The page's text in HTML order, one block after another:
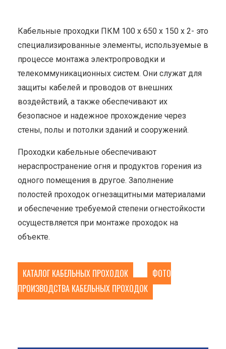
Кабельные проходки ПКМ 100 x 650 x 150 x 2- это
специализированные элементы, используемые в
процессе монтажа электропроводки и
телекоммуникационных систем. Они служат для
защиты кабелей и проводов от внешних
воздействий, а также обеспечивают их
безопасное и надежное прохождение через
стены, полы и потолки зданий и сооружений.
Проходки кабельные обеспечивают
нераспространение огня и продуктов горения из
одного помещения в другое. Заполнение
полостей проходок огнезащитными материалами
и обеспечение требуемой степени огнестойкости
осуществляется при монтаже проходок на
объекте.
КАТАЛОГ КАБЕЛЬНЫХ ПРОХОДОК
ФОТО
ПРОИЗВОДСТВА КАБЕЛЬНЫХ ПРОХОДОК